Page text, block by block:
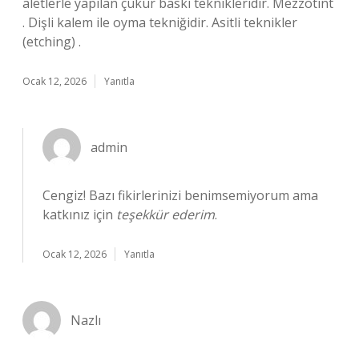
. Dişli kalem ile oyma tekniğidir. Asitli teknikler
(etching) .
Ocak 12, 2026 Yanıtla
admin
Cengiz! Bazı fikirlerinizi benimsemiyorum ama
katkınız için teşekkür ederim.
Ocak 12, 2026 Yanıtla
Nazlı